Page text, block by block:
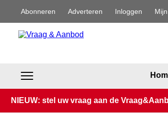
Abonneren Adverteren Inloggen
NIEUW: stel uw vraag aan de